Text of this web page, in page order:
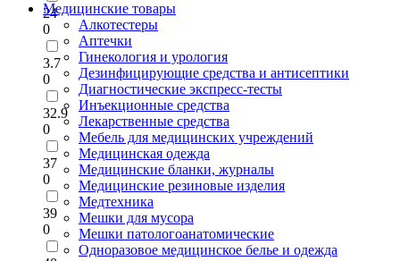
24
0
3.7
0
32.9
0
37
0
39
0
Медицинские товары
Алкотестеры
Аптечки
Гинекология и урология
Дезинфицирующие средства и антисептики
Диагностические экспресс-тесты
Инъекционные средства
Лекарственные средства
Мебель для медицинских учреждений
Медицинская одежда
Медицинские бланки, журналы
Медицинские резиновые изделия
Медтехника
Мешки для мусора
Мешки патологоанатомические
Одноразовое медицинское белье и одежда